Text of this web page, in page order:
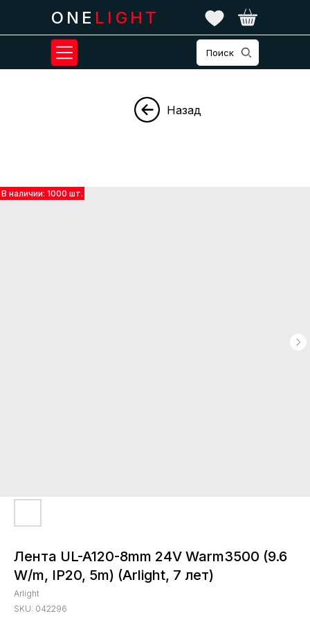
Поиск
ONE LIGHT
Назад
Лента UL-A120-8mm 24V Warm3500 (9.6
W/m, IP20, 5m) (Arlight, 7 лет)
Arlight
SKU: 042296